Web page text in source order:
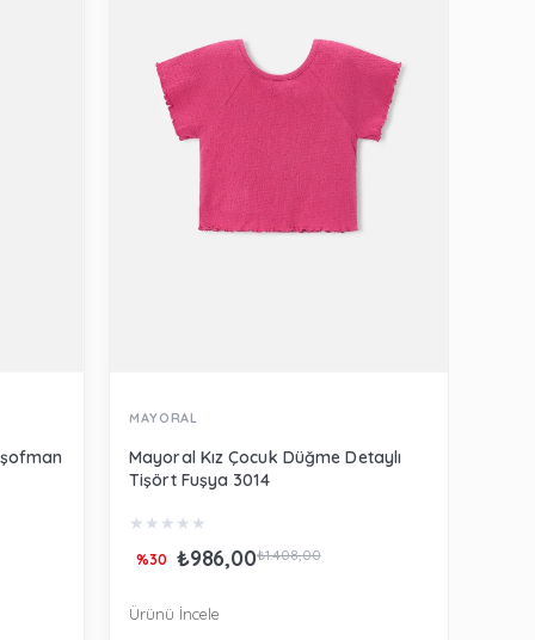
MAYORAL
Mayoral Kız Çocuk Düğme Detaylı
Tişört Fuşya 3014
★ ★ ★ ★ ★
₺986,00₺1.408,00
%30
Ürünü İncele